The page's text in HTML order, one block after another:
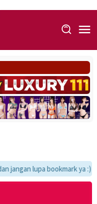
lupa bookmark ya :)